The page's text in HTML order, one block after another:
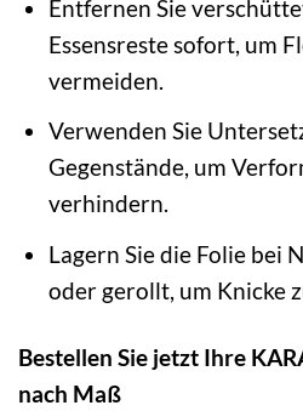
Entfernen Sie
Essensreste sofort, um
vermeiden.
Verwenden Sie
Gegenstände, um
verhindern.
Lagern Sie die Folie bei
oder gerollt, um Knicke
Bestellen Sie jetzt Ihre
nach Maß